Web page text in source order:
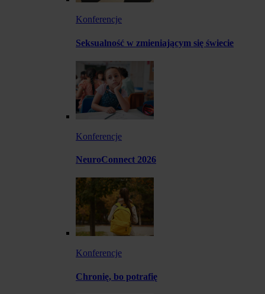
Konferencje
Seksualność w zmieniającym się świecie
Konferencje
NeuroConnect 2026
Konferencje
Chronię, bo potrafię